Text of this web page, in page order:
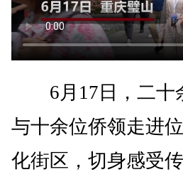
6月17日，二十
与十余位侨领走进
化街区，切身感受